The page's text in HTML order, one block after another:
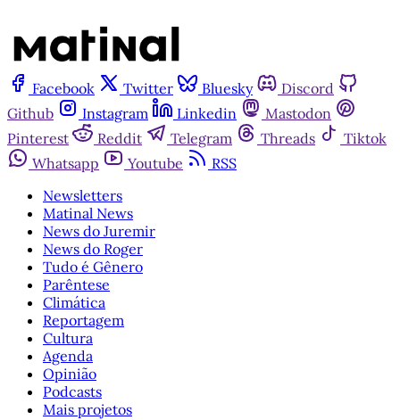
Facebook Twitter Bluesky
Discord
Github
Instagram Linkedin
Mastodon
Pinterest
Reddit Telegram Threads
Tiktok
Whatsapp
Youtube
RSS
Newsletters
Matinal News
News do Juremir
News do Roger
Tudo é Gênero
Parêntese
Climática
Reportagem
Cultura
Agenda
Opinião
Podcasts
Mais projetos